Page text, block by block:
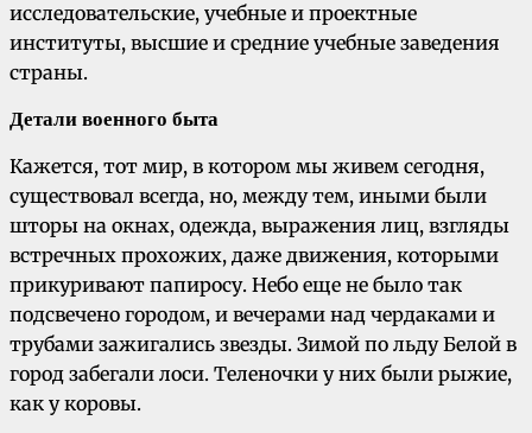
исследовательские, учебные и проектные
институты, высшие и средние учебные заведения
страны.
Детали военного быта
Кажется, тот мир, в котором мы живем сегодня,
существовал всегда, но, между тем, иными были
шторы на окнах, одежда, выражения лиц, взгляды
встречных прохожих, даже движения, которыми
прикуривают папиросу. Небо еще не было так
подсвечено городом, и вечерами над чердаками и
трубами зажигались звезды. Зимой по льду Белой в
город забегали лоси. Теленочки у них были рыжие,
как у коровы.